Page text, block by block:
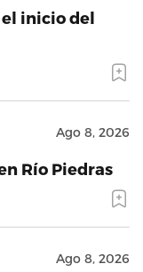
el inicio del
Ago 8, 2026
Río Piedras
Ago 8, 2026